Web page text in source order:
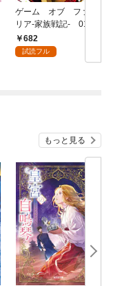
ゲーム オブ ファミ
リア-家族戦記- 01
682
試読フル
もっと見る